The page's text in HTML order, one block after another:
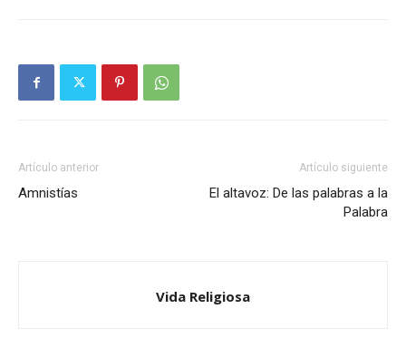
Artículo anterior
Amnistías
Artículo siguiente
El altavoz: De las palabras a la
Palabra
Vida Religiosa